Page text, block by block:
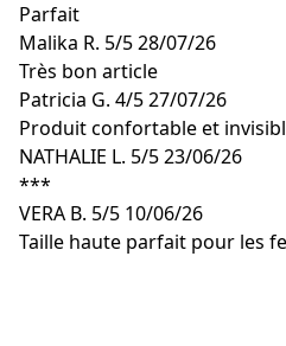
Parfait
Malika R. 5/528/07/26
Très bon article
Patricia G. 4/527/07/26
Produit confortable et
NATHALIE L. 5/523/06/26
***
VERA B. 5/5 10/06/26
Taille haute parfait pour les